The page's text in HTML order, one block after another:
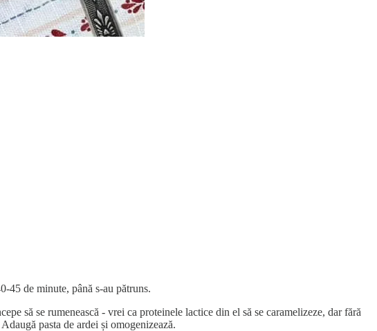
45 de minute, până s-au pătruns.
să se rumenească - vrei ca proteinele lactice din el să se caramelizeze, dar fără
pasta de ardei și omogenizează.